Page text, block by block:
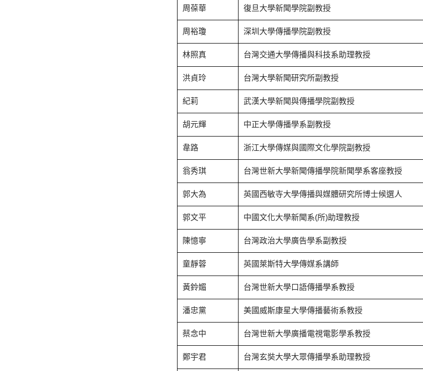
周葆華 復旦大學新聞學院副教授
周裕瓊 深圳大學傳播學院副教授
林照真 台灣交通大學傳播與科技系助理教授
洪貞玲 台灣大學新聞研究所副教授
紀莉 武漢大學新聞與傳播學院副教授
胡元輝 中正大學傳播學系副教授
韋路 浙江大學傳媒與國際文化學院副教授
翁秀琪 台灣世新大學新聞傳播學院新聞學系客座教授
郭大為 英國西敏寺大學傳播與媒體研究所博士候選人
郭文平 中國文化大學新聞系(所)助理教授
陳憶寧 台灣政治大學廣告學系副教授
童靜蓉 英國萊斯特大學傳媒系講師
黃鈴媚 台灣世新大學口語傳播學系教授
潘忠黨 美國威斯康星大學傳播藝術系教授
蔡念中 台灣世新大學廣播電視電影學系教授
鄭宇君 台灣玄奘大學大眾傳播學系助理教授